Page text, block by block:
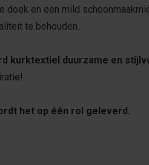
doek en een mild
te behouden.
kurktextiel duurzame en
het op één rol geleverd.